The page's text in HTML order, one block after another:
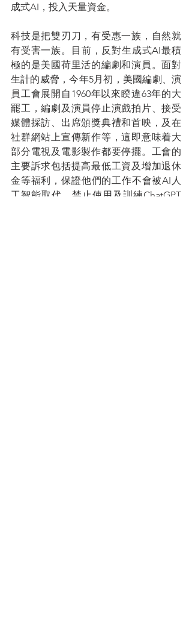
成式AI，投入天量資金。
科技是把雙刃刀，有受惠一族，自然就
有受害一族。目前，反對生成式AI最積
極的是美國荷里活的編劇和演員。面對
生計的威脅，今年5月初，美國編劇、演
員工會展開自1960年以來睽違63年的大
罷工，編劇及演員停止演戲拍片、接受
媒體採訪、出席頒獎典禮和首映，及在
社群網站上宣傳新作等，這即意味着大
部分電視及電影製作都要停擺。工會的
主要訴求包括提高最低工資及增加退休
金等福利，保證他們的工作不會被AI人
工智能取代，禁止使用及訓練ChatGPT